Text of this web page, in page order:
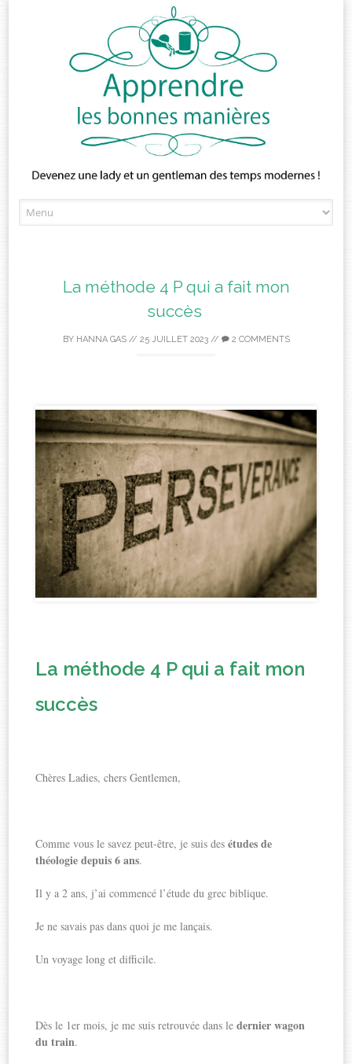
to
La méthode 4 P qui a fait mon
succès
BY HANNA GAS// 25 JUILLET 2023// 2 COMMENTS
La méthode 4 P qui a fait mon
succès
Chères Ladies, chers Gentlemen,
Comme vous le savez peut-être, je suis desétudes de
théologie depuis 6 ans.
Il y a 2 ans, j’ai commencé l’étude du grec biblique.
Je ne savais pas dans quoi je me lançais.
Un voyage long et difficile.
Dès le 1er mois, je me suis retrouvée dans ledernier wagon
du train.